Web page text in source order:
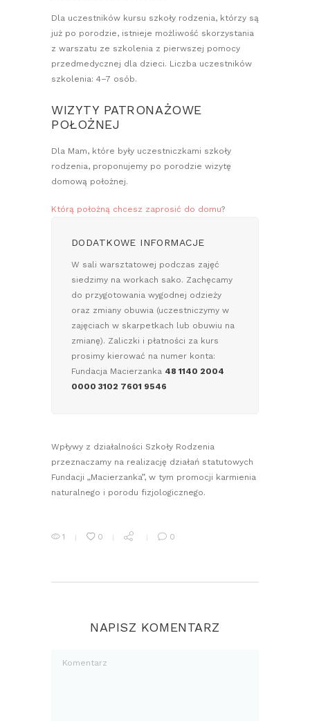
Dla uczestników kursu szkoły rodzenia, którzy są
już po porodzie, istnieje możliwość skorzystania
z warszatu ze szkolenia z pierwszej pomocy
przedmedycznej dla dzieci. Liczba uczestników
szkolenia: 4–7 osób.
WIZYTY PATRONAŻOWE
POŁOŻNEJ
Dla Mam, które były uczestniczkami szkoły
rodzenia, proponujemy po porodzie wizytę
domową położnej.
Którą położną chcesz zaprosić do domu?
DODATKOWE INFORMACJE
W sali warsztatowej podczas zajęć
siedzimy na workach sako. Zachęcamy
do przygotowania wygodnej odzieży
oraz zmiany obuwia (uczestniczymy w
zajęciach w skarpetkach lub obuwiu na
zmianę). Zaliczki i płatności za kurs
prosimy kierować na numer konta:
Fundacja Macierzanka 48 1140 2004
0000 3102 7601 9546
Wpływy z działalności Szkoły Rodzenia
przeznaczamy na realizację działań statutowych
Fundacji „Macierzanka”, w tym promocji karmienia
naturalnego i porodu fizjologicznego.
1 0 0
NAPISZ KOMENTARZ